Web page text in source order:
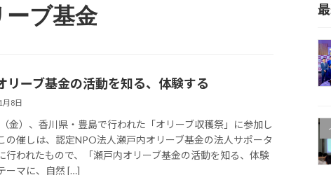
ーブ基金
リーブ基金の活動を知る、体験する
月8日
金）、香川県・豊島で行われた「オリーブ収穫祭」に参加し
の催しは、認定NPO法人瀬戸内オリーブ基金の法人サポータ
行われたもので、「瀬戸内オリーブ基金の活動を知る、体験
ーマに、自然 […]